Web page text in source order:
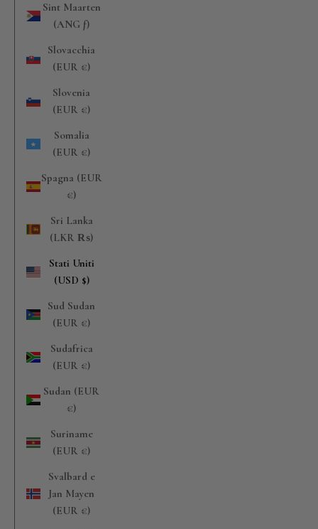
Sint Maarten
(ANG ƒ)
Slovacchia
(EUR €)
Slovenia
(EUR €)
Somalia
(EUR €)
Spagna (EUR
€)
Sri Lanka
(LKR ₨)
Stati Uniti
(USD $)
Sud Sudan
(EUR €)
Sudafrica
(EUR €)
Sudan (EUR
€)
Suriname
(EUR €)
Svalbard e
Jan Mayen
(EUR €)